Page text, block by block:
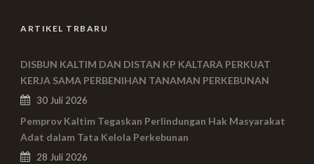
ARTIKEL TRBARU
DISBUN KALTIM DAN DISTAN KP KALTARA PERKUAT
KERJA SAMA PERBENIHAN TANAMAN PERKEBUNAN
30 Juli 2026
Pemprov Kaltim Tegaskan Perlindungan Hak Masyarakat
Adat dalam Tata Kelola Perkebunan
28 Juli 2026